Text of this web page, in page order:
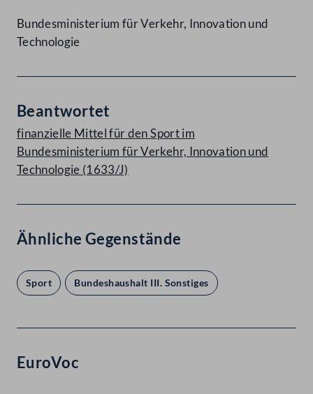
Bundesministerium für Verkehr, Innovation und
Technologie
Beantwortet
finanzielle Mittel für den Sport im
Bundesministerium für Verkehr, Innovation und
Technologie (1633/J)
Ähnliche Gegenstände
Sport Bundeshaushalt III. Sonstiges
EuroVoc